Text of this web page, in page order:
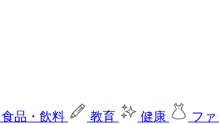
食品・飲料 教育 健康 フ